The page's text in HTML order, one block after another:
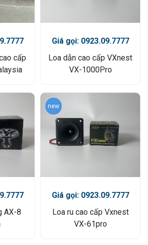
cấp
Giá gọi: 0923.09.7777
Loa dẫn cao cấp VXnest
VX-1000Pro
AX-8
new
Giá gọi: 0923.09.7777
Loa ru cao cấp Vxnest
VX-61pro